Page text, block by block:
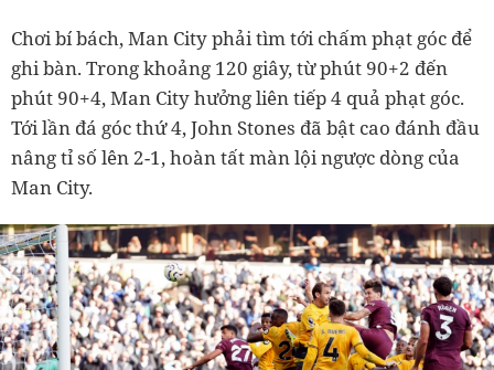
Chơi bí bách, Man City phải tìm tới chấm phạt góc để
ghi bàn. Trong khoảng 120 giây, từ phút 90+2 đến
phút 90+4, Man City hưởng liên tiếp 4 quả phạt góc.
Tới lần đá góc thứ 4, John Stones đã bật cao đánh đầu
nâng tỉ số lên 2-1, hoàn tất màn lội ngược dòng của
Man City.